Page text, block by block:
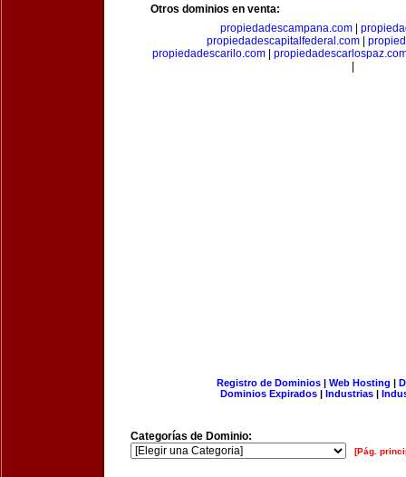
Otros dominios en venta:
propiedadescampana.com
propiedadescapitalfederal.com
propiedadescarilo.com|
Registro de Dominios| Web Hosting |
Dominios Expirados | Industrias |
Categorías de Dominio:
[Pág.